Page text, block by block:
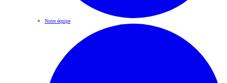
Notre équipe